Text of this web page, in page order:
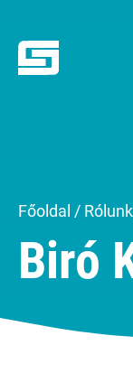
Főoldal / Rólunk
Biró